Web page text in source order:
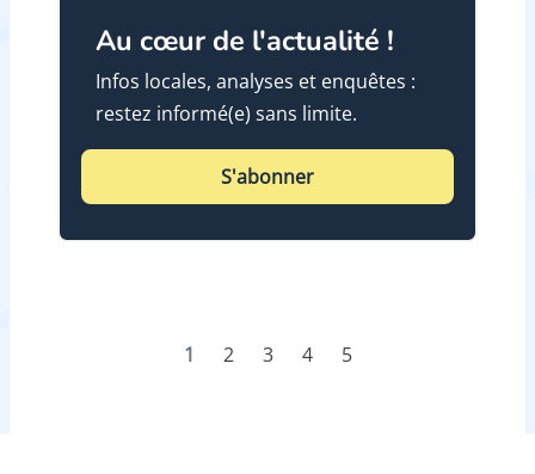
Au cœur de l'actualité !
Infos locales, analyses et enquêtes :
restez informé(e) sans limite.
S'abonner
1 2 3 4 5